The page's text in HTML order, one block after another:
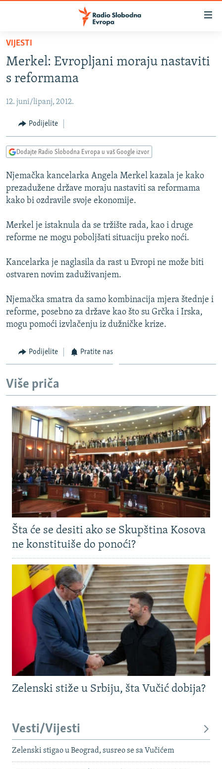
Pređite
glavni
sadržaj
na
navigaciju
Pređite
na
VIJESTI
BOSNA I HERCEGOVINA
KOSOVO
CRNA GORA
VIDEO
FOTOGALERIJE
INFOGRAFIKE
PODCASTI
RAT U UKRAJINI
KINA NA BALKANU
ISPRIČAJ MI
SPECIJALI RSE
GENOCID U SREBRENICI
POPLAVE I KLIZIŠTA U BIH 2024.
POST SCRIPTUM
TRI DECENIJE OD RATA U BIH
SVE KARTE DEJTONA
NASTANAK I RASPAD JUGOSLAVIJE
PRATITE NAS
VIJESTI
Merkel: Evropljani moraju nastaviti
s reformama
12. juni/lipanj, 2012.
Podijelite
Dodajte Radio Slobodna Evropa u vaš Google izvor
Njemačka kancelarka Angela Merkel kazala je kako
prezadužene države moraju nastaviti sa reformama
kako bi ozdravile svoje ekonomije.
Merkel je istaknula da se tržište rada, kao i druge
reforme ne mogu poboljšati situaciju preko noći.
Kancelarka je naglasila da rast u Evropi ne može biti
ostvaren novim zaduživanjem.
Njemačka smatra da samo kombinacija mjera štednje i
reforme, posebno za države kao što su Grčka i Irska,
mogu pomoći izvlačenju iz dužničke krize.
Podijelite Pratite nas
Više priča
Šta će se desiti ako se Skupština Kosova
ne konstituiše do ponoći?
Zelenski stiže u Srbiju, šta Vučić dobija?
Vesti/Vijesti
Zelenski stigao u Beograd, susreo se sa Vučićem